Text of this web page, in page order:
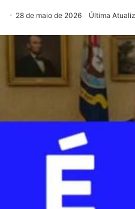
28 de maio de 2026 Última